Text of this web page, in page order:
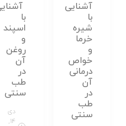
آشنایی
با
شیره
خرما
و
خواص
درمانی
آن
در
طب
سنتی
با
اسپند
و
روغن
آن
در
طب
سنتی
دی
۱۴,